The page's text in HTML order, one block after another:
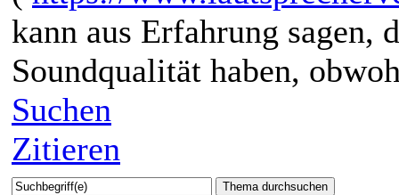
kann aus Erfahrung sagen,
Soundqualität haben,
Suchen
Zitieren